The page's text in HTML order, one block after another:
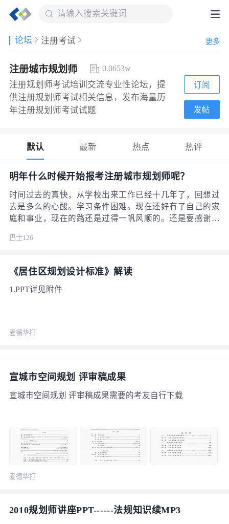
论坛 注册考试 更多
注册城市规划师 0.0653w
注册规划师考试培训交流专业性论坛，提
供注册规划师考试相关信息，发布海量历
年注册规划师考试试题
订阅
发帖
默认 最新 热点 热评
明年什么时候开始报考注册城市规划师呢？
时间过去的真快，从学校出来工作已经十几年了，回想过
去是多么的心酸。学习条件困难。现在还好有了自己的家
庭和事业，现在的路还是过得一帆风顺的。还是要感谢自
学顺利的考取了注册城市规划师这个专业的执业证。我想
况。需要什么条件和资料，是不是要单位提供证明吗？想
了解一番。
巴士126
《居住区规划设计标准》解读
1.PPT详见附件
爱德华打
宣城市空间规划 评审稿成果
宣城市空间规划 评审稿成果需要的考友自行下载
爱德华打
2010规划师讲座PPT------法规知识续MP3